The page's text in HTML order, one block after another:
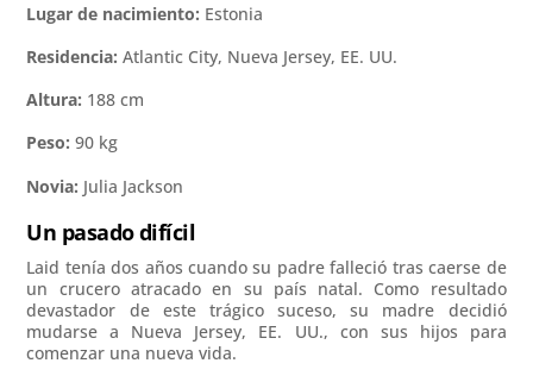
Lugar de nacimiento: Estonia
Residencia: Atlantic City, Nueva Jersey, EE. UU.
Altura: 188 cm
Peso: 90 kg
Novia: Julia Jackson
Un pasado difícil
Laid tenía dos años cuando su padre falleció tras caerse de
un crucero atracado en su país natal. Como resultado
devastador de este trágico suceso, su madre decidió
mudarse a Nueva Jersey, EE. UU., con sus hijos para
comenzar una nueva vida.